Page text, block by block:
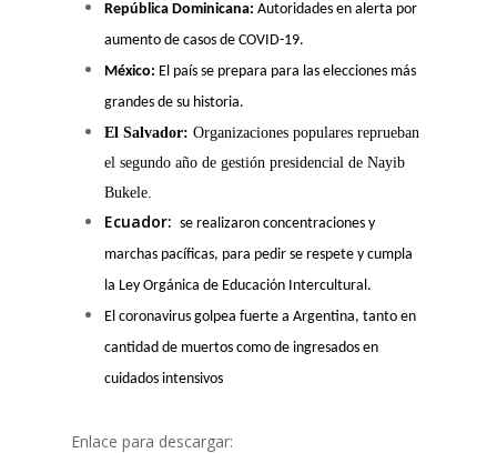
República Dominicana: Autoridades en alerta por
aumento de casos de COVID-19.
México: El país se prepara para las elecciones más
grandes de su historia.
El Salvador: Organizaciones populares reprueban
el segundo año de gestión presidencial de Nayib
Bukele.
Ecuador: se realizaron concentraciones y
marchas pacíficas, para pedir se respete y cumpla
la Ley Orgánica de Educación Intercultural.
El coronavirus golpea fuerte a Argentina, tanto en
cantidad de muertos como de ingresados en
cuidados intensivos
Enlace para descargar: